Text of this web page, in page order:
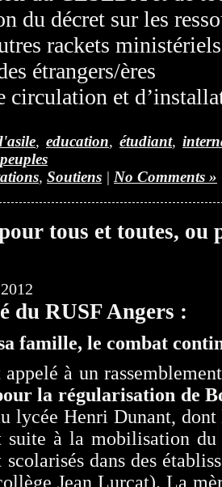
du décret sur les
rackets
étrangers/ères
circulation et
,education,étudiant,
, Soutiens | No Comments »
tous et toutes, ou
du RUSF Angers :
famille, le combat
à un
la régularisation de
lycée Henri Dunant, dont
à la mobilisation du
dans des
Jean Lurçat). La